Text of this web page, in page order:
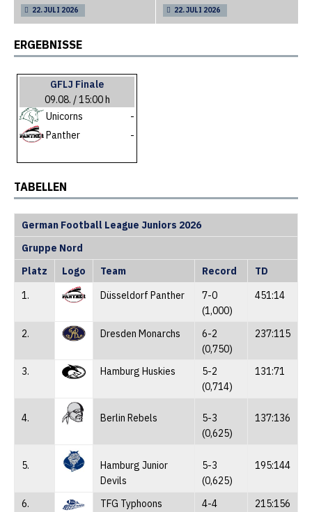
22. JULI 2026 22. JULI 2026
ERGEBNISSE
GFLJ Finale
09.08. / 15:00 h
Unicorns
-
Panther
-
TABELLEN
German Football League Juniors 2026
Gruppe Nord
Platz
Logo Team Record
TD
1.
Düsseldorf Panther
7-0
(1,000)
451:14
2. Dresden Monarchs
6-2
(0,750)
237:115
3. Hamburg Huskies
5-2
(0,714)
131:71
4. Berlin Rebels
5-3
(0,625)
137:136
5.
Hamburg Junior
Devils
5-3
(0,625)
195:144
6. TFG Typhoons
4-4
215:156